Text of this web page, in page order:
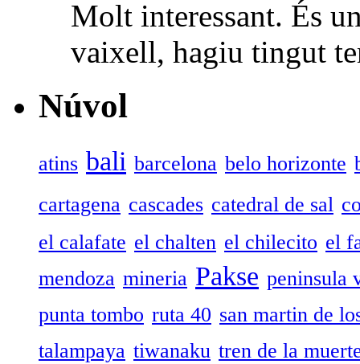
Molt interessant. És
vaixell, hagiu tingut
Núvol
atins bali barcelona belo horizonte
cartagena cascades catedral de sal
el calafate el chalten el chilecito el
mendoza mineria Pakse peninsula
punta tombo ruta 40 san martin de
talampaya tiwanaku tren de la